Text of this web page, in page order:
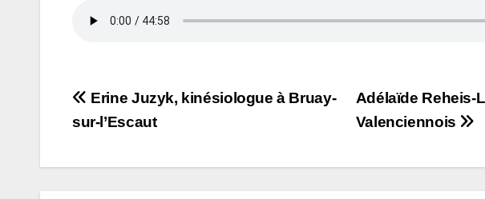
Navigation
de
l’article
Adélaïde Reheis-
Valenciennois
Erine Juzyk, kinésiologue à Bruay-
sur-l’Escaut